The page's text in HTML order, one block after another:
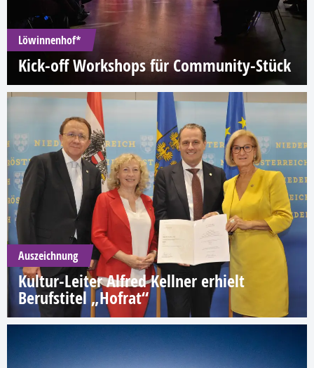
Löwinnenhof*
Kick-off Workshops für Community-Stück
Auszeichnung
Kultur-Leiter Alfred Kellner erhielt
Berufstitel „Hofrat“